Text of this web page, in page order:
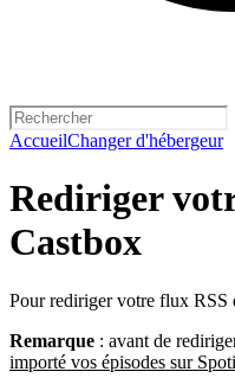
AccueilChanger d'hébergeur
Rediriger
Castbox
Pour rediriger votre flux RSS
Remarque : avant de
importé vos épisodes sur